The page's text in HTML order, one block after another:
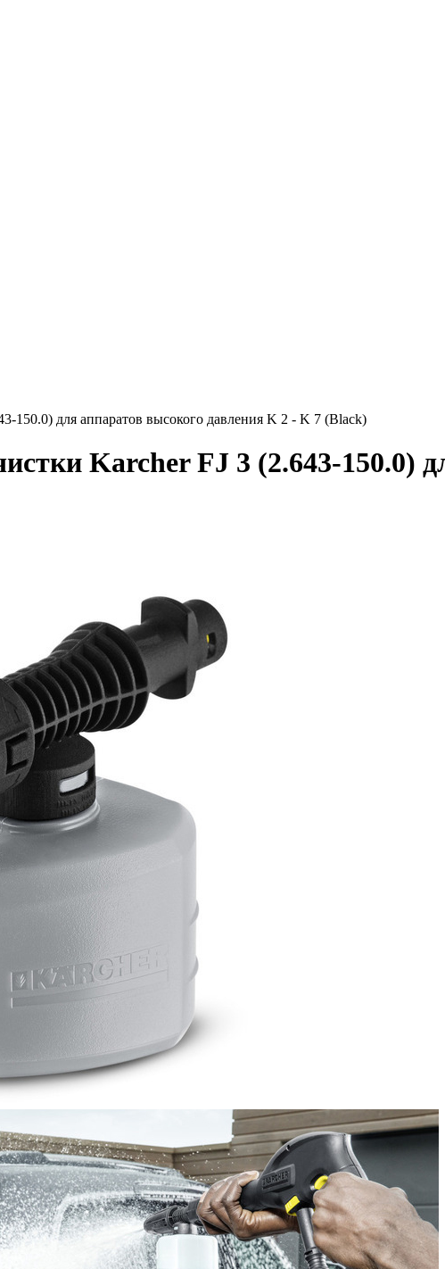
150.0) для аппаратов высокого давления K 2 - K 7 (Black)
Karcher FJ 3 (2.643-150.0)